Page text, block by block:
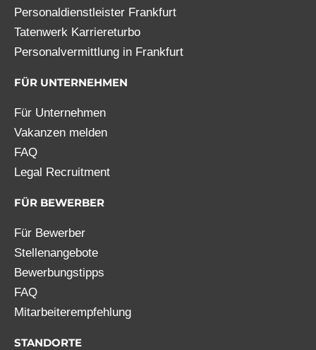
Personaldienstleister Frankfurt
Tatenwerk Karriereturbo
Personalvermittlung in Frankfurt
FÜR UNTERNEHMEN
Für Unternehmen
Vakanzen melden
FAQ
Legal Recruitment
FÜR BEWERBER
Für Bewerber
Stellenangebote
Bewerbungstipps
FAQ
Mitarbeiterempfehlung
STANDORTE